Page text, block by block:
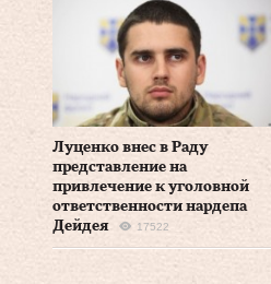
Луценко внес в Раду
представление на
привлечение к уголовной
ответственности нардепа
Дейдея
17522